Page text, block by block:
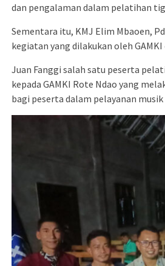
dan pengalaman dalam pelatihan
Sementara itu, KMJ Elim Mbaoen,
kegiatan yang dilakukan oleh
Juan Fanggi salah satu peserta
kepada GAMKI Rote Ndao yang
bagi peserta dalam pelayanan